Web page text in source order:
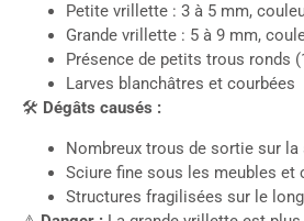
Petite vrillette : 3 à 5 mm,
Grande vrillette : 5 à 9 mm,
Présence de petits trous ronds
Larves blanchâtres et courbées
🛠 Dégâts causés :
Nombreux trous de sortie sur la
Sciure fine sous les meubles et
Structures fragilisées sur le